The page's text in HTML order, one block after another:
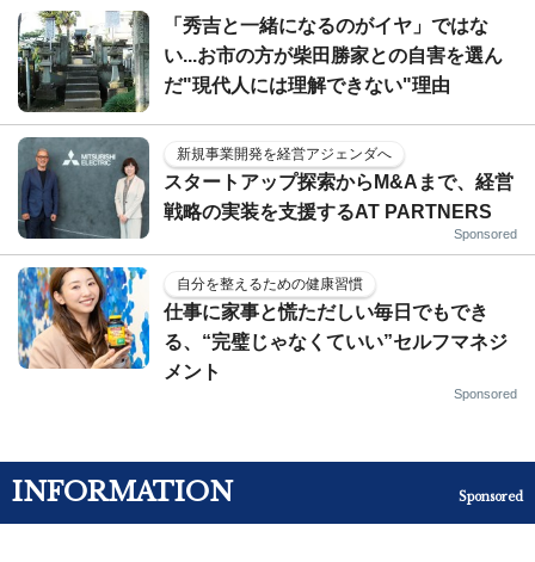
「秀吉と一緒になるのがイヤ」ではな
い...お市の方が柴田勝家との自害を選ん
だ"現代人には理解できない"理由
新規事業開発を経営アジェンダへ
スタートアップ探索からM&Aまで、経営
戦略の実装を支援するAT PARTNERS
Sponsored
自分を整えるための健康習慣
仕事に家事と慌ただしい毎日でもでき
る、“完璧じゃなくていい”セルフマネジ
メント
Sponsored
INFORMATION Sponsored